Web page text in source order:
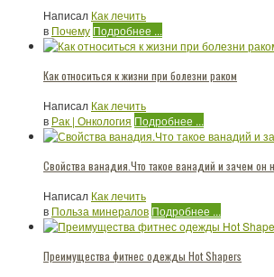
Написал Как лечить
в Почему Подробнее ...
Как относиться к жизни при болезни раком
Написал Как лечить
в Рак | Онкология Подробнее ...
Свойства ванадия.Что такое ванадий и зачем он
Написал Как лечить
в Польза минералов Подробнее ...
Преимущества фитнес одежды Hot Shapers